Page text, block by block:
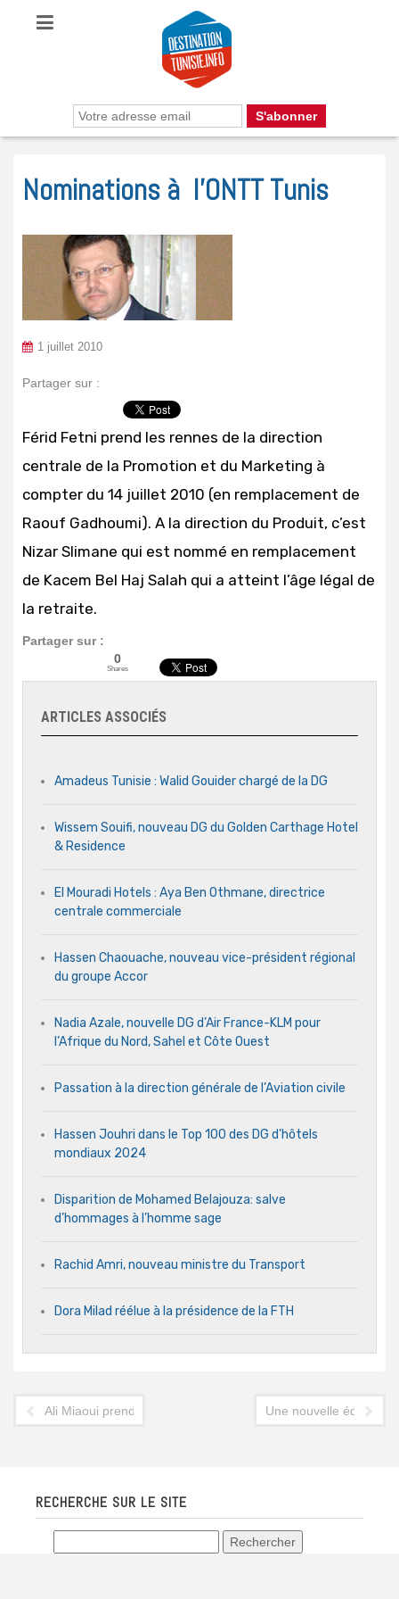
Nominations à l’ONTT Tunis
1 juillet 2010
Partager sur :
Férid Fetni prend les rennes de la direction
centrale de la Promotion et du Marketing à
compter du 14 juillet 2010 (en remplacement de
Raouf Gadhoumi). A la direction du Produit, c’est
Nizar Slimane qui est nommé en remplacement
de Kacem Bel Haj Salah qui a atteint l’âge légal de
la retraite.
Partager sur :
0
Shares
ARTICLES ASSOCIÉS
Amadeus Tunisie : Walid Gouider chargé de la DG
Wissem Souifi, nouveau DG du Golden Carthage Hotel
& Residence
El Mouradi Hotels : Aya Ben Othmane, directrice
centrale commerciale
Hassen Chaouache, nouveau vice-président régional
du groupe Accor
Nadia Azale, nouvelle DG d’Air France-KLM pour
l’Afrique du Nord, Sahel et Côte Ouest
Passation à la direction générale de l’Aviation civile
Hassen Jouhri dans le Top 100 des DG d’hôtels
mondiaux 2024
Disparition de Mohamed Belajouza: salve
d’hommages à l’homme sage
Rachid Amri, nouveau ministre du Transport
Dora Milad réélue à la présidence de la FTH
Ali Miaoui prend la direction de Tunisair FranceUne nouvelle équipe
RECHERCHE SUR LE SITE